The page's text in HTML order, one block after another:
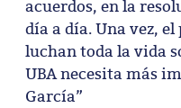
acuerdos, en la
día a día. Una vez,
luchan toda la vida
UBA necesita más
García”